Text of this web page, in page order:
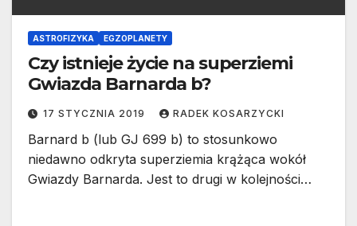
ASTROFIZYKA EGZOPLANETY
Czy istnieje życie na superziemi
Gwiazda Barnarda b?
17 STYCZNIA 2019 RADEK KOSARZYCKI
Barnard b (lub GJ 699 b) to stosunkowo
niedawno odkryta superziemia krążąca wokół
Gwiazdy Barnarda. Jest to drugi w kolejności…